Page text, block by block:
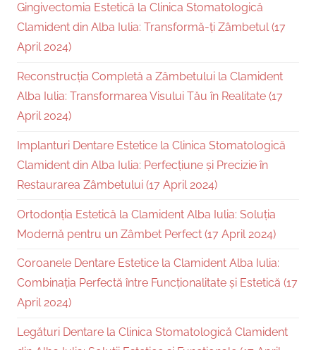
Gingivectomia Estetică la Clinica Stomatologică
Clamident din Alba Iulia: Transformă-ți Zâmbetul (17
April 2024)
Reconstrucția Completă a Zâmbetului la Clamident
Alba Iulia: Transformarea Visului Tău în Realitate (17
April 2024)
Implanturi Dentare Estetice la Clinica Stomatologică
Clamident din Alba Iulia: Perfecțiune și Precizie în
Restaurarea Zâmbetului (17 April 2024)
Ortodonția Estetică la Clamident Alba Iulia: Soluția
Modernă pentru un Zâmbet Perfect (17 April 2024)
Coroanele Dentare Estetice la Clamident Alba Iulia:
Combinația Perfectă între Funcționalitate și Estetică (17
April 2024)
Legături Dentare la Clinica Stomatologică Clamident